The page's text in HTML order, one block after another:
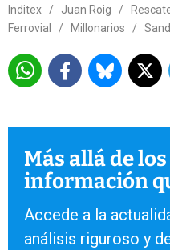
Inditex
/ Juan Roig /
Ferrovial
/ Millonarios /
Más allá de
información
Accede a la
análisis riguroso y